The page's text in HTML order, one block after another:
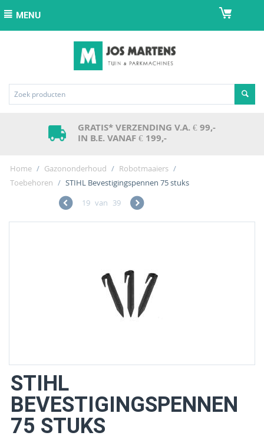
MENU
GRATIS* VERZENDING V.A. € 99,-
IN B.E. VANAF € 199,-
Home / Gazononderhoud / Robotmaaiers /
Toebehoren / STIHL Bevestigingspennen 75 stuks
19 van 39
STIHL
BEVESTIGINGSPENNEN
75 STUKS